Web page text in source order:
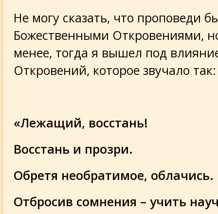
Не могу сказать, что проповеди
Божественными Откровениями,
менее, тогда я вышел под
Откровений, которое звучало так:
«Лежащий, восстань!
Восстань и прозри.
Обретя необратимое, облачись.
Отбросив сомнения – учить